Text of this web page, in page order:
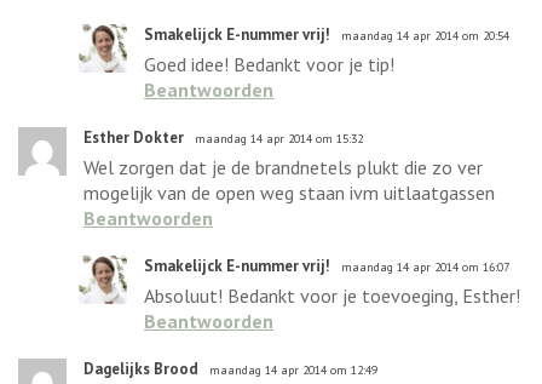
Smakelijck E-nummer vrij! maandag 14 apr 2014 om 20:54
Goed idee! Bedankt voor je tip!
Beantwoorden
Esther Dokter maandag 14 apr 2014 om 15:32
Wel zorgen dat je de brandnetels plukt die zo ver
mogelijk van de open weg staan ivm uitlaatgassen
Beantwoorden
Smakelijck E-nummer vrij! maandag 14 apr 2014 om 16:07
Absoluut! Bedankt voor je toevoeging, Esther!
Beantwoorden
Dagelijks Brood maandag 14 apr 2014 om 12:49